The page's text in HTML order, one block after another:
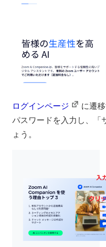
ログインページ
に遷
パスワードを入力し、「
ょう。